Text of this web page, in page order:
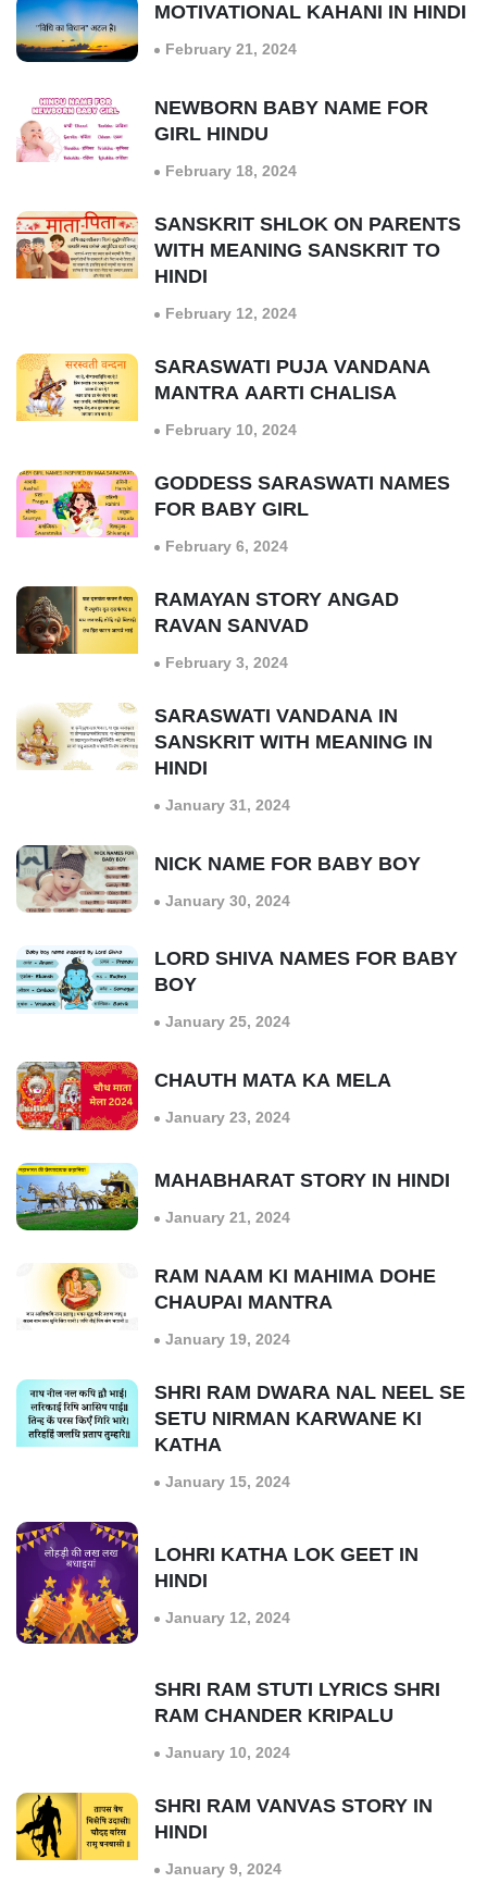
MOTIVATIONAL KAHANI IN HINDI
February 21, 2024
NEWBORN BABY NAME FOR
GIRL HINDU
February 18, 2024
SANSKRIT SHLOK ON PARENTS
WITH MEANING SANSKRIT TO
HINDI
February 12, 2024
SARASWATI PUJA VANDANA
MANTRA AARTI CHALISA
February 10, 2024
GODDESS SARASWATI NAMES
FOR BABY GIRL
February 6, 2024
RAMAYAN STORY ANGAD
RAVAN SANVAD
February 3, 2024
SARASWATI VANDANA IN
SANSKRIT WITH MEANING IN
HINDI
January 31, 2024
NICK NAME FOR BABY BOY
January 30, 2024
LORD SHIVA NAMES FOR BABY
BOY
January 25, 2024
CHAUTH MATA KA MELA
January 23, 2024
MAHABHARAT STORY IN HINDI
January 21, 2024
RAM NAAM KI MAHIMA DOHE
CHAUPAI MANTRA
January 19, 2024
SHRI RAM DWARA NAL NEEL SE
SETU NIRMAN KARWANE KI
KATHA
January 15, 2024
LOHRI KATHA LOK GEET IN
HINDI
January 12, 2024
SHRI RAM STUTI LYRICS SHRI
RAM CHANDER KRIPALU
January 10, 2024
SHRI RAM VANVAS STORY IN
HINDI
January 9, 2024